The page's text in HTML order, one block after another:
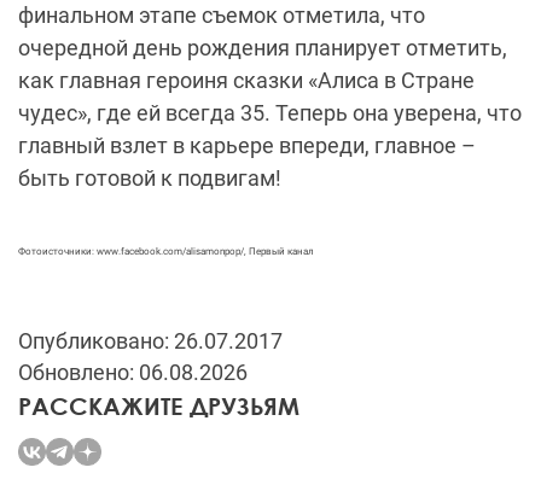
финальном этапе съемок отметила, что
очередной день рождения планирует отметить,
как главная героиня сказки «Алиса в Стране
чудес», где ей всегда 35. Теперь она уверена, что
главный взлет в карьере впереди, главное –
быть готовой к подвигам!
Фотоисточники: www.facebook.com/alisamonpop/, Первый канал
Опубликовано: 26.07.2017
Обновлено: 06.08.2026
РАССКАЖИТЕ ДРУЗЬЯМ